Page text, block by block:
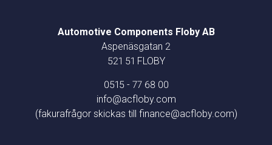
Automotive Components Floby AB
Aspenäsgatan 2
521 51 FLOBY
0515 - 77 68 00
info@acfloby.com
(fakurafrågor skickas till finance@acfloby.com)